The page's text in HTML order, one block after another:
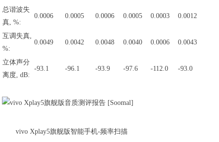
总谐波失
真, %:
0.0006 0.0005 0.0006 0.0005 0.0003 0.0012
互调失真,
%:
0.0049 0.0042 0.0048 0.0040 0.0006 0.0043
立体声分
离度, dB:
-93.1 -96.1 -93.9 -97.6 -112.0 -93.0
vivo Xplay5旗舰版智能手机-频率扫描